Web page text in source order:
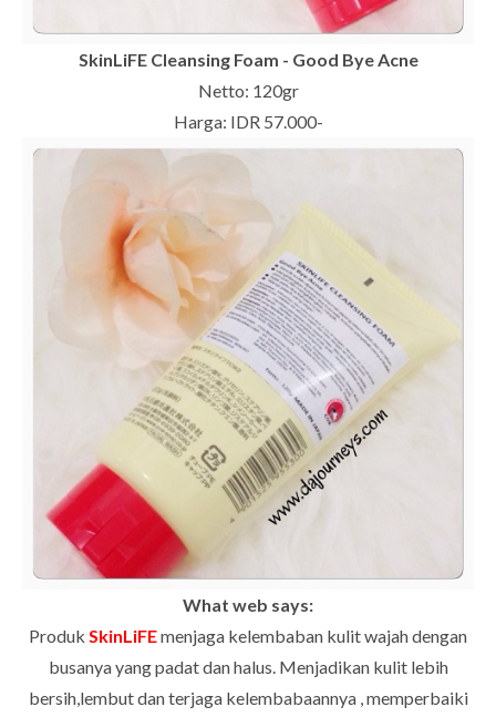
SkinLiFE Cleansing Foam - Good Bye Acne
Netto: 120gr
Harga: IDR 57.000-
What web says:
Produk SkinLiFEmenjaga kelembaban kulit wajah dengan
busanya yang padat dan halus. Menjadikan kulit lebih
bersih,lembut dan terjaga kelembabaannya , memperbaiki